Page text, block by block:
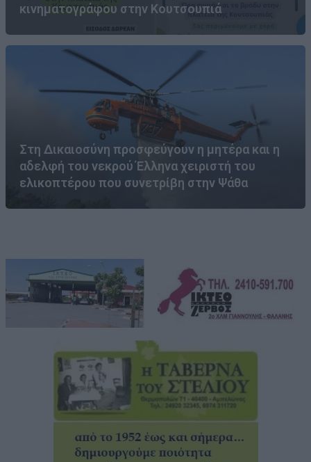
κινηματογράφου στην Κουτσουπιά
Στη Δικαιοσύνη προσφεύγουν η μητέρα και η
αδελφή του νεκρού Έλληνα χειριστή του
ελικοπτέρου που συνετρίβη στην Ψάθα